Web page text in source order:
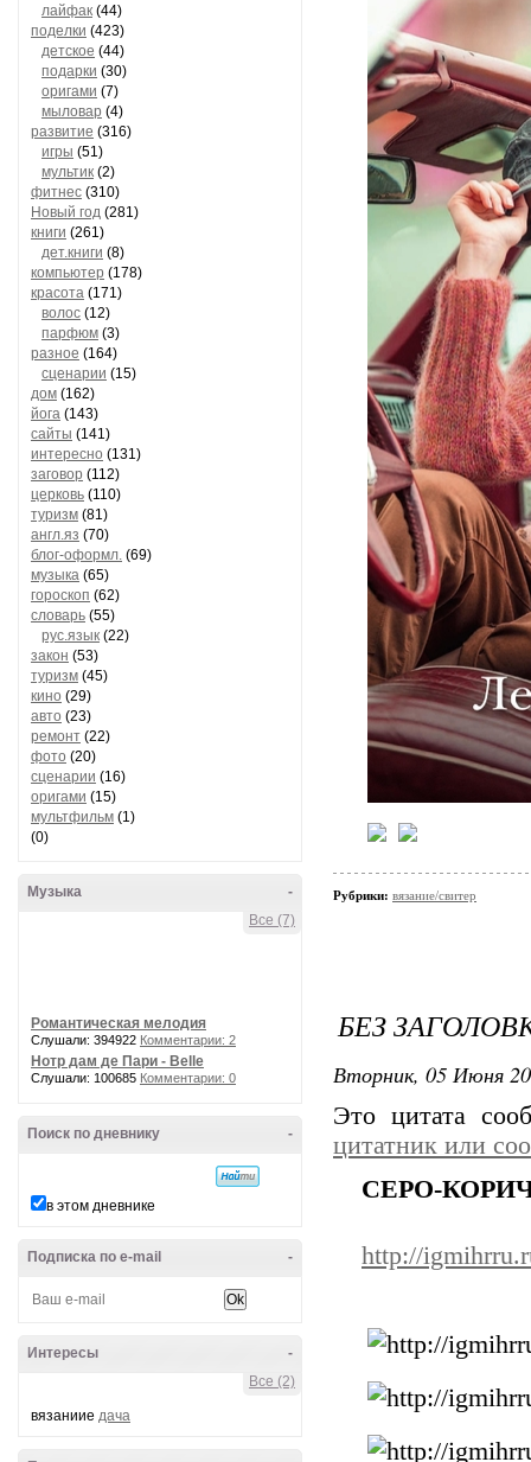
лайфак (44)
поделки (423)
детское (44)
подарки (30)
оригами (7)
мыловар (4)
развитие (316)
игры (51)
мультик (2)
фитнес (310)
Новый год (281)
книги (261)
дет.книги (8)
компьютер (178)
красота (171)
волос (12)
парфюм (3)
разное (164)
сценарии (15)
дом (162)
йога (143)
сайты (141)
интересно (131)
заговор (112)
церковь (110)
туризм (81)
англ.яз (70)
блог-оформл. (69)
музыка (65)
гороскоп (62)
словарь (55)
рус.язык (22)
закон (53)
туризм (45)
кино (29)
авто (23)
ремонт (22)
фото (20)
сценарии (16)
оригами (15)
мультфильм (1)
(0)
-
Музыка
Все (7)
Романтическая мелодия
Слушали: 394922 Комментарии: 2
Нотр дам де Пари - Belle
Слушали: 100685 Комментарии: 0
-
Поиск по дневнику
в этом дневнике
-
Подписка по e-mail
-
Интересы
Все (2)
вязаниие дача
Рубрики: вязание/свитер
БЕЗ
Вторник, 05 Июня
Это цитата
цитатник или
СЕРО-
http://